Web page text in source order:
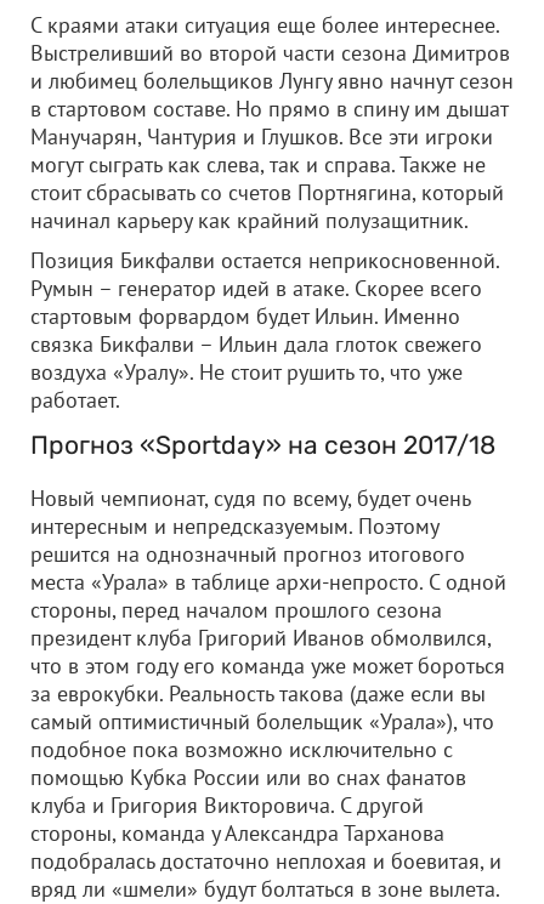
С краями атаки ситуация еще более интереснее.
Выстреливший во второй части сезона Димитров
и любимец болельщиков Лунгу явно начнут сезон
в стартовом составе. Но прямо в спину им дышат
Манучарян, Чантурия и Глушков. Все эти игроки
могут сыграть как слева, так и справа. Также не
стоит сбрасывать со счетов Портнягина, который
начинал карьеру как крайний полузащитник.
Позиция Бикфалви остается неприкосновенной.
Румын – генератор идей в атаке. Скорее всего
стартовым форвардом будет Ильин. Именно
связка Бикфалви – Ильин дала глоток свежего
воздуха «Уралу». Не стоит рушить то, что уже
работает.
Прогноз «Sportday» на сезон 2017/18
Новый чемпионат, судя по всему, будет очень
интересным и непредсказуемым. Поэтому
решится на однозначный прогноз итогового
места «Урала» в таблице архи-непросто. С одной
стороны, перед началом прошлого сезона
президент клуба Григорий Иванов обмолвился,
что в этом году его команда уже может бороться
за еврокубки. Реальность такова (даже если вы
самый оптимистичный болельщик «Урала»), что
подобное пока возможно исключительно с
помощью Кубка России или во снах фанатов
клуба и Григория Викторовича. С другой
стороны, команда у Александра Тарханова
подобралась достаточно неплохая и боевитая, и
вряд ли «шмели» будут болтаться в зоне вылета.